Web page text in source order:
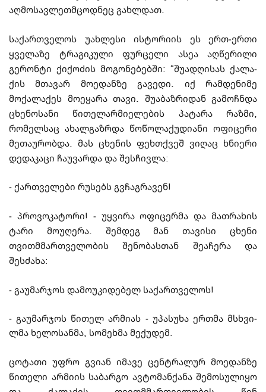
აღმოსავლეთმცოდნეც გახლდათ.
საქართველოს უახლესი ისტორიის ეს ერთ-ერთი
ყველაზე ტრა­­­­გიკული ფურცელი ასეა აღწერილი
გერონტი ქიქოძის მოგონებებში: “შუადღისას ქა­ლა­­­
ქის მთავარ მოედან­ზე გავედი. იქ რამდენიმე
მოქალაქეს მოეყარა თავი. შუაბაზ­რი­დან გა­მოჩნდა
ცხენოსანი წითელარმიელების პატარა რაზმი,
რომელსაც ახალგაზრდა წო­­წო­ლაქუდიანი ოფიცერი
მეთაურობდა. მას ცხენის ფეხთქვეშ ვიღაც ხნიერი
დე­და­კა­ცი ჩაუვარდა და შესჩივლა:
- ქართველები რუსებს გვჩაგრავენ!
- პროვოკატორი! - უყვირა ოფიცერმა და მათრახის
ტარი მოუღერა. შემდეგ მან თავისი ცხენი
თვითმმართველობის შენობასთან შეაჩერა და
შესძახა:
- გაუმარჯოს დამოუკიდებელ საქართველოს!
- გაუმარჯოს წითელ არმიას - უპასუხა ერთმა მსხვი­
ლმა ხელოსანმა, სომეხმა მექუდემ.
ცოტათი უფრო გვიან იმავე ცენტრალურ მოედანზე
წითელი არმიის საბარგო ავ­ტო­მანქანა შემოსულიყო